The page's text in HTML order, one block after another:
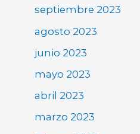
septiembre 2023
agosto 2023
junio 2023
mayo 2023
abril 2023
marzo 2023